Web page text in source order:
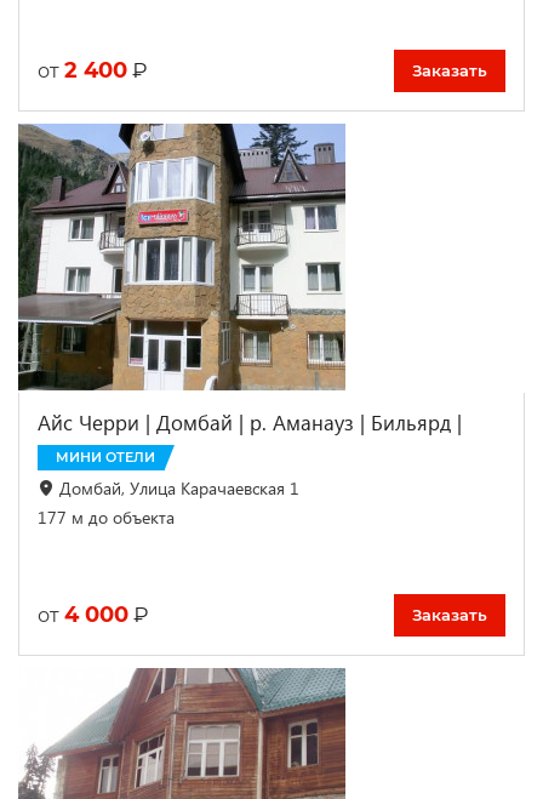
от 2 400 ₽ Заказать
Айс Черри | Домбай | р. Аманауз | Бильярд |
МИНИ ОТЕЛИ
Домбай, Улица Карачаевская 1
177 м до объекта
от 4 000 ₽ Заказать